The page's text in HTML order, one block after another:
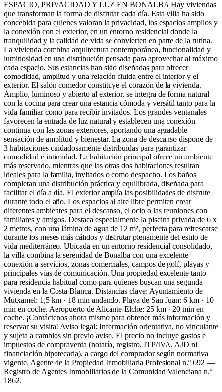
ESPACIO, PRIVACIDAD Y LUZ EN BONALBA Hay viviendas
que transforman la forma de disfrutar cada día. Esta villa ha sido
concebida para quienes valoran la privacidad, los espacios amplios y
la conexión con el exterior, en un entorno residencial donde la
tranquilidad y la calidad de vida se convierten en parte de la rutina.
La vivienda combina arquitectura contemporánea, funcionalidad y
luminosidad en una distribución pensada para aprovechar al máximo
cada espacio. Sus estancias han sido diseñadas para ofrecer
comodidad, amplitud y una relación fluida entre el interior y el
exterior. El salón comedor constituye el corazón de la vivienda.
Amplio, luminoso y abierto al exterior, se integra de forma natural
con la cocina para crear una estancia cómoda y versátil tanto para la
vida familiar como para recibir invitados. Los grandes ventanales
favorecen la entrada de luz natural y establecen una conexión
continua con las zonas exteriores, aportando una agradable
sensación de amplitud y bienestar. La zona de descanso dispone de
3 habitaciones cuidadosamente distribuidas para garantizar
comodidad e intimidad. La habitación principal ofrece un ambiente
más reservado, mientras que las otras dos habitaciones resultan
ideales para la familia, invitados o como despacho. Los baños
completan una distribución práctica y equilibrada, diseñada para
facilitar el día a día. El exterior amplía las posibilidades de disfrute
durante todo el año. Los espacios al aire libre permiten crear
diferentes ambientes para el descanso, el ocio o las reuniones con
familiares y amigos. Destaca especialmente la piscina privada de 6 x
2 metros, con una lámina de agua de 12 m², perfecta para refrescarse
durante los meses más cálidos y disfrutar plenamente del estilo de
vida mediterráneo. Ubicada en un entorno residencial consolidado,
la villa combina la serenidad de Bonalba con una excelente
conexión a servicios, zonas comerciales, campos de golf, playas y
principales vías de comunicación. Una propiedad excelente tanto
para residencia habitual como para quienes buscan una segunda
vivienda en la Costa Blanca. Distancias clave: Ayuntamiento de
Mutxamel: 1,5 km · 18 min andando. Playa de San Juan: 6 km · 10
min en coche. Aeropuerto de Alicante-Elche: 25 km · 20 min en
coche. ¡Contáctenos ahora mismo para obtener más información y
reservar su visita! Aviso legal: Información orientativa, no vinculante
y sujeta a cambios sin previo aviso. El precio no incluye gastos e
impuestos de compraventa (notaría, registro, ITP/IVA, AJD ni
financiación hipotecaria), a cargo del comprador según normativa
vigente. Agente de la Propiedad Inmobiliaria Profesional n.º 692 —
Registro de Agentes Inmobiliarios de la Comunidad Valenciana n.º
1862.